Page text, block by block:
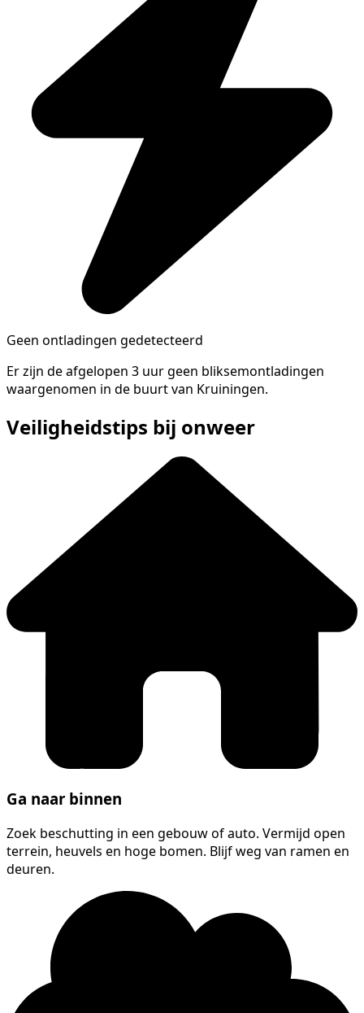
Geen ontladingen gedetecteerd
Er zijn de afgelopen 3 uur geen bliksemontladingen
waargenomen in de buurt van Kruiningen.
Veiligheidstips bij onweer
Ga naar binnen
Zoek beschutting in een gebouw of auto. Vermijd open
terrein, heuvels en hoge bomen. Blijf weg van ramen en
deuren.